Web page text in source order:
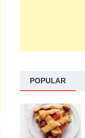
POPULAR